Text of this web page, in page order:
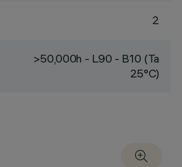
2
>50,000h - L90 - B10 (Ta
25°C)